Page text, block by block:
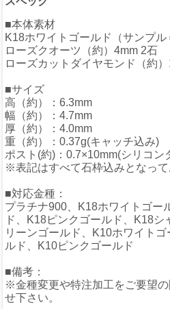
■本体素材
K18ホワイトゴールド（サンプル
ローズクオーツ（約）4mm 2石
ローズカットダイヤモンド（約
■サイズ
高（約）：6.3mm
幅（約）：4.7mm
厚（約）：4.0mm
重（約）：0.37g(キャッチ込み)
ポスト(約)：0.7×10mm(シリコン
※表記はすべて石枠込みとなって
■対応金種：
プラチナ900、K18ホワイトゴー
ド、K18ピンクゴールド、K18
リーンゴールド、K10ホワイト
ルド、K10ピンクゴールド
■備考：
※金種変更や特注加工をご要望
せ下さい。